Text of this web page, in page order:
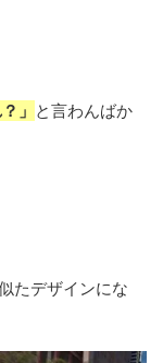
」 と言わんばか
たデザインにな